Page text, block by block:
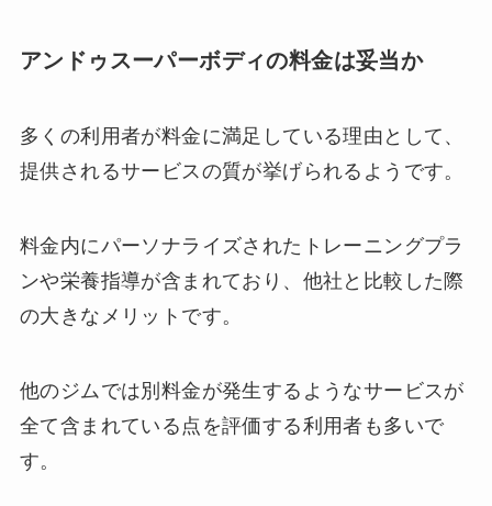
アンドゥスーパーボディの料金は妥当か
多くの利用者が料金に満足している理由として、
提供されるサービスの質が挙げられるようです。
料金内にパーソナライズされたトレーニングプラ
ンや栄養指導が含まれており、他社と比較した際
の大きなメリットです。
他のジムでは別料金が発生するようなサービスが
全て含まれている点を評価する利用者も多いで
す。